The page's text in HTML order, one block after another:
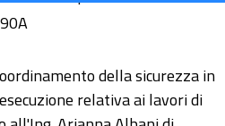
della sicurezza in
relativa ai lavori di